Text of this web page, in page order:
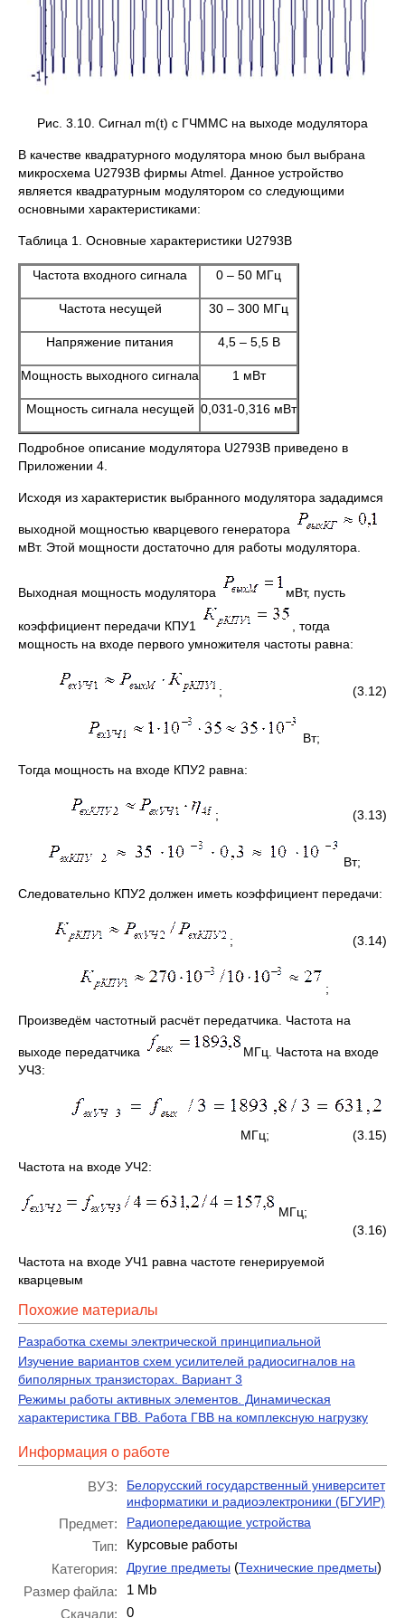
Рис. 3.10. Сигнал m(t) с ГЧММС на выходе модулятора
В качестве квадратурного модулятора мною был выбрана
микросхема U2793B фирмы Atmel. Данное устройство
является квадратурным модулятором со следующими
основными характеристиками:
Таблица 1. Основные характеристики U2793B
Частота входного сигнала 0 – 50 МГц
Частота несущей 30 – 300 МГц
Напряжение питания 4,5 – 5,5 В
Мощность выходного сигнала 1 мВт
Мощность сигнала несущей 0,031-0,316 мВт
Подробное описание модулятора U2793B приведено в
Приложении 4.
Исходя из характеристик выбранного модулятора зададимся
выходной мощностью кварцевого генератора
мВт. Этой мощности достаточно для работы модулятора.
Выходная мощность модулятора мВт, пусть
коэффициент передачи КПУ1
, тогда
мощность на входе первого умножителя частоты равна:
; (3.12)
Вт;
Тогда мощность на входе КПУ2 равна:
; (3.13)
Вт;
Следовательно КПУ2 должен иметь коэффициент передачи:
; (3.14)
;
Произведём частотный расчёт передатчика. Частота на
выходе передатчика
МГц. Частота на входе
УЧ3:
МГц; (3.15)
Частота на входе УЧ2:
МГц;
(3.16)
Частота на входе УЧ1 равна частоте генерируемой
кварцевым
Похожие материалы
Разработка схемы электрической принципиальной
Изучение вариантов схем усилителей радиосигналов на
биполярных транзисторах. Вариант 3
Режимы работы активных элементов. Динамическая
характеристика ГВВ. Работа ГВВ на комплексную нагрузку
Информация о работе
ВУЗ:
Белорусский государственный университет
информатики и радиоэлектроники (БГУИР)
Предмет: Радиопередающие устройства
Тип:
Курсовые работы
Категория:
Другие предметы (Технические предметы)
Размер файла:
1 Mb
Скачали:
0